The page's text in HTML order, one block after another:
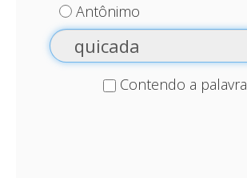
Antônimo
Contendo a palavra